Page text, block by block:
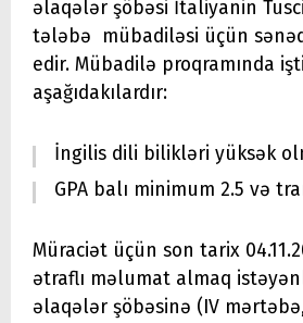
əlaqələr şöbəsi İtaliyanin
tələbə mübadiləsi üçün
edir. Mübadilə proqramında
aşağıdakılardır:
İngilis dili bilikləri yüksək
GPA balı minimum 2.5 və
Müraciət üçün son tarix
ətraflı məlumat almaq
əlaqələr şöbəsinə (IV